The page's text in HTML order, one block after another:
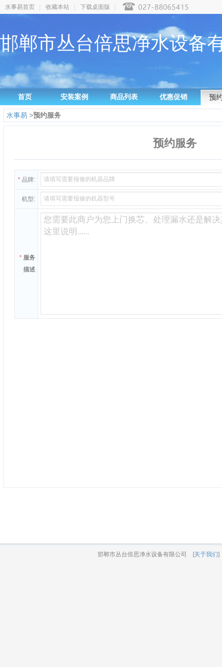
水事易首页 收藏本站 下载桌面版
邯郸市丛台倍思净水设备
首页 安装案例 商品列表 优惠促销 预
水事易 >预约服务
预约服务
*品牌:
机型:
* 服务
描述
邯郸市丛台倍思净水设备有限公司 [关于我们]